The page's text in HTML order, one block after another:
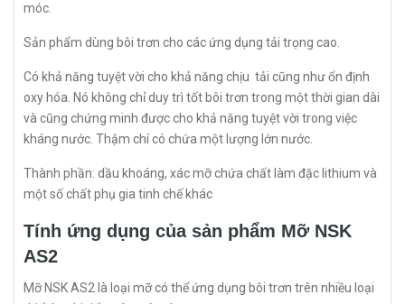
móc.
Sản phẩm dùng bôi trơn cho các ứng dụng tải trọng cao.
Có khả năng tuyệt vời cho khả năng chịu tải cũng như ổn định
oxy hóa. Nó không chỉ duy trì tốt bôi trơn trong một thời gian dài
và cũng chứng minh được cho khả năng tuyệt vời trong việc
kháng nước. Thậm chí có chứa một lượng lớn nước.
Thành phần: dầu khoáng, xác mỡ chứa chất làm đặc lithium và
một số chất phụ gia tinh chế khác
Tính ứng dụng của sản phẩm Mỡ NSK
AS2
Mỡ NSK AS2 là loại mỡ có thể ứng dụng bôi trơn trên nhiều loại